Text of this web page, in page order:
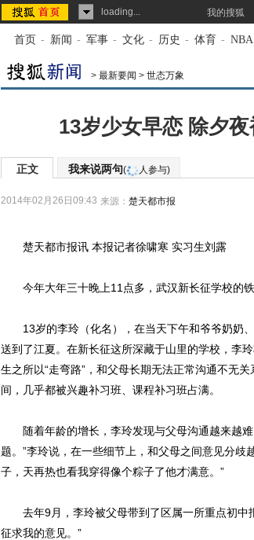
loading... 我的搜狐
首页 - 新闻 - 军事 - 文化 - 历史 - 体育 - NBA
> 最新要闻 > 世态万象
13岁少女早恋 除夕
正文 我来说两句( 人参与)
2014年02月26日09:43 来源： 楚天都市报
楚天都市报讯 本报记者徐啸寒 实习生刘露
今年大年三十晚上11点多，武汉新长征学校的铁
13岁的李玲（化名），在当天下午和爷爷奶奶、
送到了江夏。在新长征这所深藏于山里的学校，李
生之所以“走弯路”，和父母长期无法正常沟通不无
间，几乎都被兴趣补习班、课程补习班占满。
随着年龄的增长，李玲发现与父母沟通越来越难
题。”李玲说，在一些细节上，和父母之间意见分
子，天再热也看我穿得像个粽子了他才满意。”
去年9月，李玲被父母带到了区属一所重点初中
征求我的意见。”